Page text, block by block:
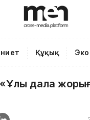
Құқық
«Ұлы дала